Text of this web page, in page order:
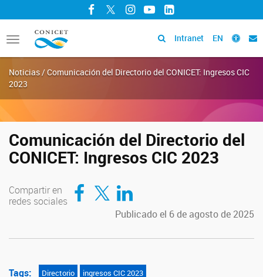
Facebook
TwitterInstagram
YouTubeLinkedIn
Toggle
navigation
Intranet EN
Noticias / Comunicación del Directorio del CONICET: Ingresos CIC
2023
Comunicación del Directorio del
CONICET: Ingresos CIC 2023
Compartir en
redes sociales
Compartir en Facebook
Compartir en TwitterCompartir en LinkedIn
Publicado el 6 de agosto de 2025
Tags: Directorio ingresos CIC 2023